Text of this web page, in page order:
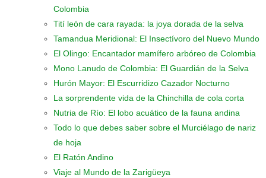
Colombia
Tití león de cara rayada: la joya dorada de la selva
Tamandua Meridional: El Insectívoro del Nuevo Mundo
El Olingo: Encantador mamífero arbóreo de Colombia
Mono Lanudo de Colombia: El Guardián de la Selva
Hurón Mayor: El Escurridizo Cazador Nocturno
La sorprendente vida de la Chinchilla de cola corta
Nutria de Río: El lobo acuático de la fauna andina
Todo lo que debes saber sobre el Murciélago de nariz
de hoja
El Ratón Andino
Viaje al Mundo de la Zarigüeya